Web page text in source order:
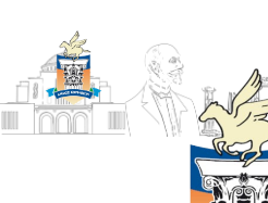
ΔΗΜΟΣ
ΚΟΡΙΝΘΙΩΝ